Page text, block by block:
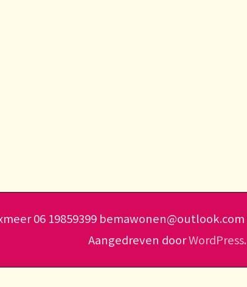
06 19859399 bemawonen@outlook.com
Aangedreven doorWordPress.